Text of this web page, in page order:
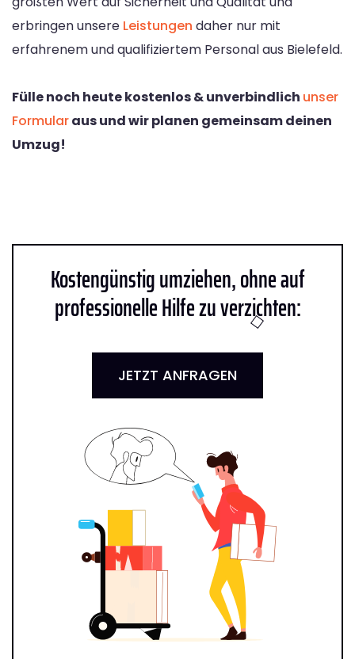
erbringen unsere Leistungen daher nur mit
erfahrenem und qualifiziertem Personal aus Bielefeld.
Fülle noch heute kostenlos & unverbindlich unser
Formularaus und wir planen gemeinsam deinen
Umzug!
Kostengünstig umziehen, ohne auf
professionelle Hilfe zu verzichten:
JETZT ANFRAGEN